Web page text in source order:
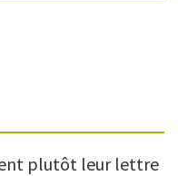
plutôt leur lettre